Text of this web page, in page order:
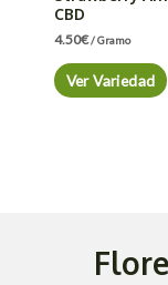
CBD
4.50€/ Gramo
Ver Variedad